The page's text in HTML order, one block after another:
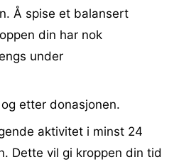
Å spise et balansert
din har nok
under
etter donasjonen.
aktivitet i minst 24
Dette vil gi kroppen din tid